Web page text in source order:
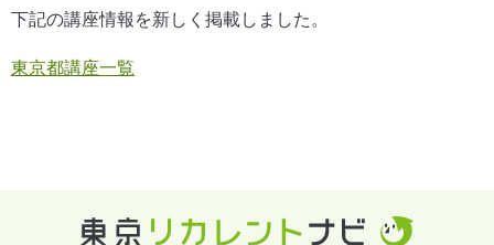
下記の講座情報を新しく掲載しました。
東京都講座一覧